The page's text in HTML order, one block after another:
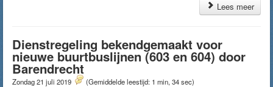
Lees meer
Dienstregeling bekendgemaakt voor
nieuwe buurtbuslijnen (603 en 604) door
Barendrecht
Zondag 21 juli 2019 (Gemiddelde leestijd: 1 min, 34 sec)